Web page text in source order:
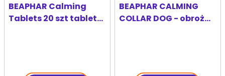
BEAPHAR Calming
Tablets 20 szt tabletki
BEAPHAR CALMING
COLLAR DOG - obroża